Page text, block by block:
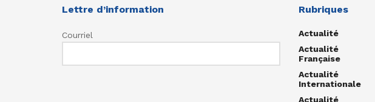
Lettre d’information
Courriel
Rubriques
Actualité
Actualité
Française
Actualité
Internationale
Actualité